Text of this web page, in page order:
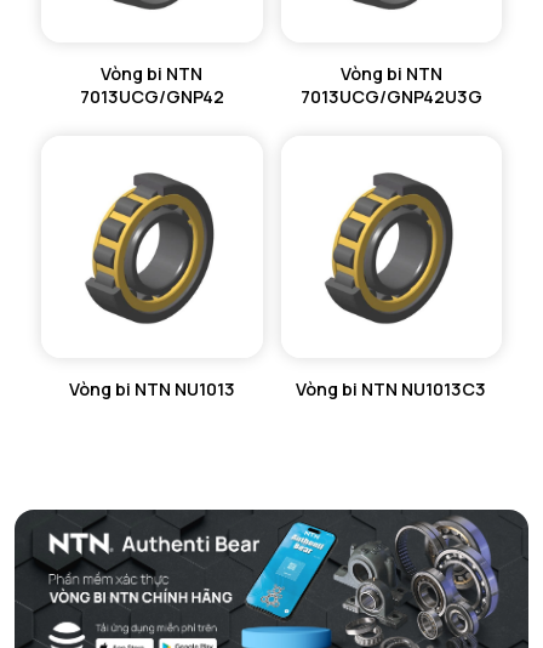
Vòng bi NTN
7013UCG/GNP42
Vòng bi NTN
7013UCG/GNP42U3G
Vòng bi NTN NU1013 Vòng bi NTN NU1013C3